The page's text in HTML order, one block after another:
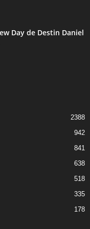
Day de Destin Daniel
2388
942
841
638
518
335
178